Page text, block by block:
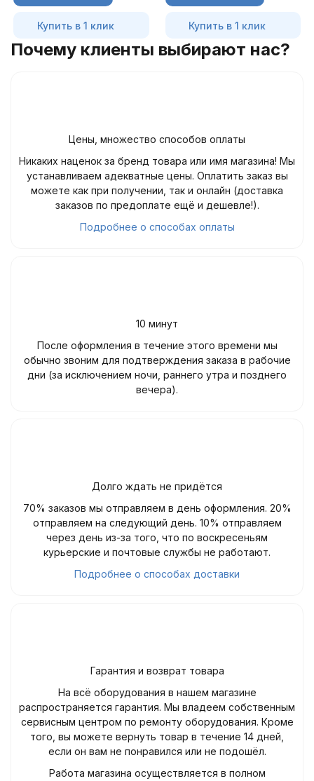
Купить в 1 клик Купить в 1 клик
Почему клиенты выбирают нас?
Цены, множество способов оплаты
Никаких наценок за бренд товара или имя магазина! Мы
устанавливаем адекватные цены. Оплатить заказ вы
можете как при получении, так и онлайн (доставка
заказов по предоплате ещё и дешевле!).
Подробнее о способах оплаты
10 минут
После оформления в течение этого времени мы
обычно звоним для подтверждения заказа в рабочие
дни (за исключением ночи, раннего утра и позднего
вечера).
Долго ждать не придётся
70% заказов мы отправляем в день оформления. 20%
отправляем на следующий день. 10% отправляем
через день из-за того, что по воскресеньям
курьерские и почтовые службы не работают.
Подробнее о способах доставки
Гарантия и возврат товара
На всё оборудования в нашем магазине
распространяется гарантия. Мы владеем собственным
сервисным центром по ремонту оборудования. Кроме
того, вы можете вернуть товар в течение 14 дней,
если он вам не понравился или не подошёл.
Работа магазина осуществляется в полном